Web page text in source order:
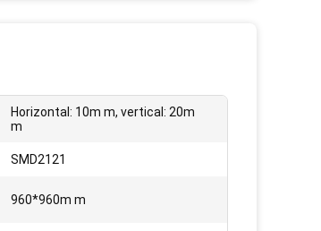
Horizontal: 10m m, vertical: 20m
m
SMD2121
960*960m m